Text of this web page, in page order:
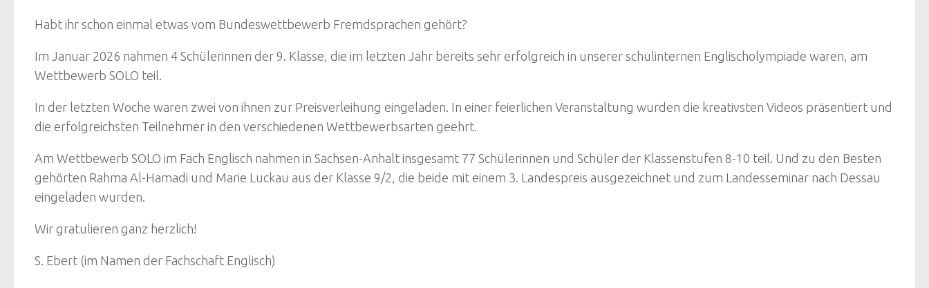
Habt ihr schon einmal etwas vom Bundeswettbewerb Fremdsprachen gehört?
Im Januar 2026 nahmen 4 Schülerinnen der 9. Klasse, die im letzten Jahr bereits sehr erfolgreich in unserer schulinternen Englischolympiade waren, am
Wettbewerb SOLO teil.
In der letzten Woche waren zwei von ihnen zur Preisverleihung eingeladen. In einer feierlichen Veranstaltung wurden die kreativsten Videos präsentiert und
die erfolgreichsten Teilnehmer in den verschiedenen Wettbewerbsarten geehrt.
Am Wettbewerb SOLO im Fach Englisch nahmen in Sachsen-Anhalt insgesamt 77 Schülerinnen und Schüler der Klassenstufen 8-10 teil. Und zu den Besten
gehörten Rahma Al-Hamadi und Marie Luckau aus der Klasse 9/2, die beide mit einem 3. Landespreis ausgezeichnet und zum Landesseminar nach Dessau
eingeladen wurden.
Wir gratulieren ganz herzlich!
S. Ebert (im Namen der Fachschaft Englisch)